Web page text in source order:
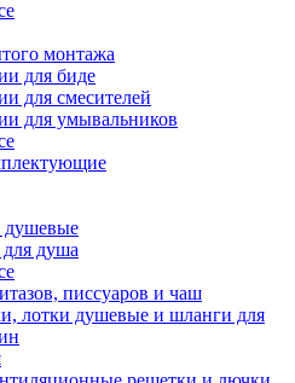
монтажа
для биде
для смесителей
для умывальников
душевые
душа
писсуаров и чаш
лотки душевые и шланги для